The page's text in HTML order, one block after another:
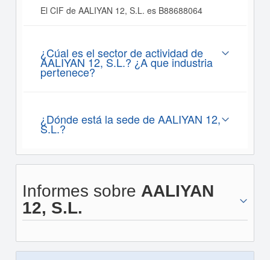
El CIF de AALIYAN 12, S.L. es B88688064
¿Cúal es el sector de actividad de
AALIYAN 12, S.L.? ¿A que industria
pertenece?
¿Dónde está la sede de AALIYAN 12,
S.L.?
Informes sobre AALIYAN
12, S.L.